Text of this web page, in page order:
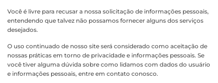
Você é livre para recusar a nossa solicitação de informações pessoais,
entendendo que talvez não possamos fornecer alguns dos serviços
desejados.
O uso continuado de nosso site será considerado como aceitação de
nossas práticas em torno de privacidade e informações pessoais. Se
você tiver alguma dúvida sobre como lidamos com dados do usuário
e informações pessoais, entre em contato conosco.